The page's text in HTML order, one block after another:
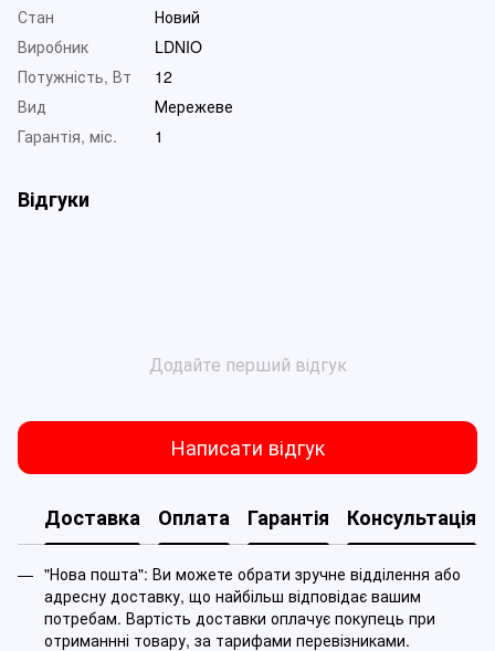
Стан
Новий
Виробник
LDNIO
Потужність, Вт
12
Вид
Мережеве
Гарантія, міс.
1
Відгуки
Додайте перший відгук
Написати відгук
Доставка Оплата Гарантія Консультація
"Нова пошта": Ви можете обрати зручне відділення або
адресну доставку, що найбільш відповідає вашим
потребам. Вартість доставки оплачує покупець при
отриманнні товару, за тарифами перевізниками.